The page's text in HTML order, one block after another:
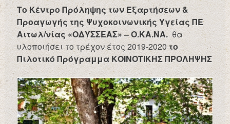
Το Κέντρο Πρόληψης των Εξαρτήσεων &
Προαγωγής της Ψυχοκοινωνικής Υγείας ΠΕ
Αιτωλ/νίας«ΟΔΥΣΣΕΑΣ» – Ο.ΚΑ.ΝΑ. θα
υλοποιήσει το τρέχον έτος 2019-2020το
Πιλοτικό Πρόγραμμα ΚΟΙΝΟΤΙΚΗΣ ΠΡΟΛΗΨΗΣ